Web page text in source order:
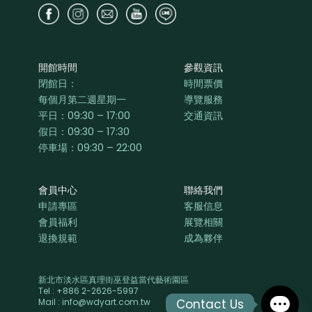
開館時間
閉館日：
每個月第二週星期一
平日： 09:30 – 17:00
假日：09:30 – 17:30
停車場：09:30 – 22:00
參觀資訊
時間票價
導覽服務
交通資訊
會員中心
申請專區
會員福利
退換規範
聯絡我們
客服信息
展覽相關
成為夥伴
新北市淡水區真理街巫登益當代藝術園區
Tel : +886 2-2626-5997
Mail : info@wdyart.com.tw
Contact Us